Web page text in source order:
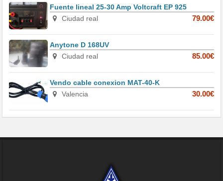
Fuente lineal 25-30 Amp Voltcraft EP 925
Ciudad real
79.00€
Anytone D 168UV
Ciudad real
85.00€
Vendo cable conexion MAT-40-K
Valencia
30.00€